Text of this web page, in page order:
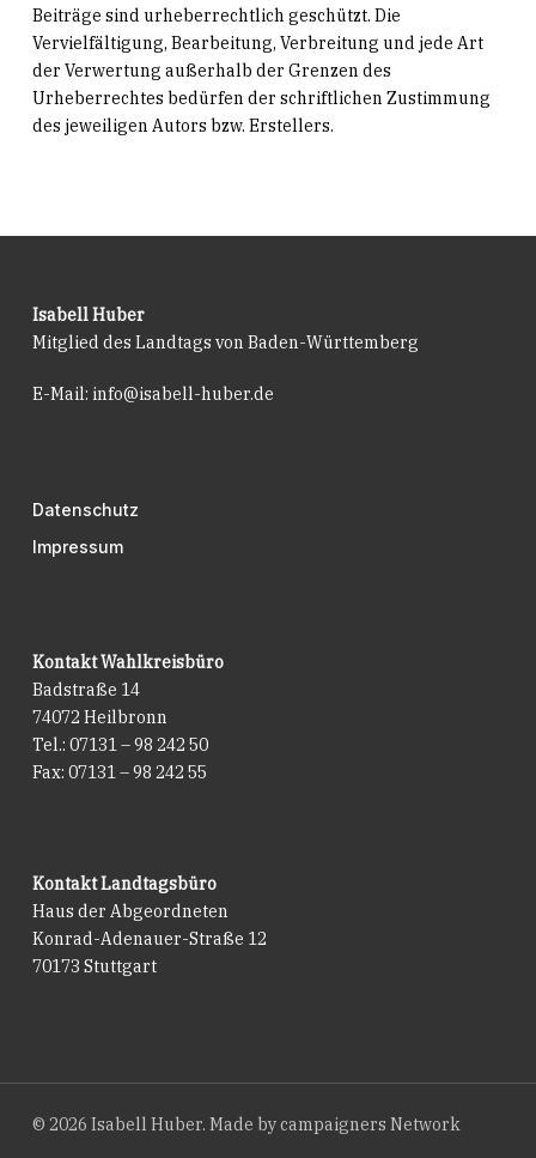
Beiträge sind urheberrechtlich geschützt. Die
Vervielfältigung, Bearbeitung, Verbreitung und jede Art
der Verwertung außerhalb der Grenzen des
Urheberrechtes bedürfen der schriftlichen Zustimmung
des jeweiligen Autors bzw. Erstellers.
Isabell Huber
Mitglied des Landtags von Baden-Württemberg
E-Mail: info@isabell-huber.de
Datenschutz
Impressum
Kontakt Wahlkreisbüro
Badstraße 14
74072 Heilbronn
Tel.: 07131 – 98 242 50
Fax: 07131 – 98 242 55
Kontakt Landtagsbüro
Haus der Abgeordneten
Konrad-Adenauer-Straße 12
70173 Stuttgart
© 2026 Isabell Huber. Made bycampaigners Network